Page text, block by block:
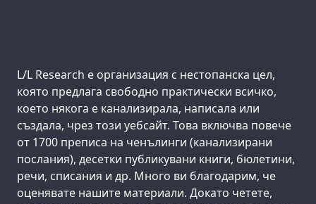
Support us:
L/L Research е организация с нестопанска цел,
която предлага свободно практически всичко,
което някога е канализирала, написала или
създала, чрез този уебсайт. Това включва повече
от 1700 преписа на ченълинги (канализирани
послания), десетки публикувани книги, бюлетини,
речи, списания и др. Много ви благодарим, че
оценявате нашите материали. Докато четете,